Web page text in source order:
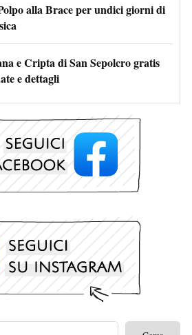
alla Brace per undici giorni di
e Cripta di San Sepolcro gratis
e dettagli